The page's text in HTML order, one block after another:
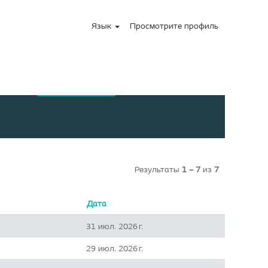
Язык Просмотрите профиль
Результаты 1 – 7 из 7
Дата
31 июл. 2026 г.
29 июл. 2026 г.